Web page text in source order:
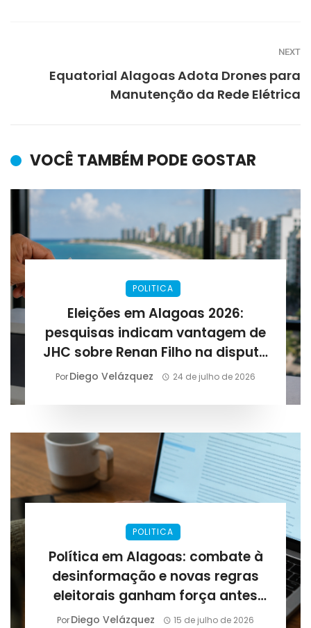
NEXT
Equatorial Alagoas Adota Drones para
Manutenção da Rede Elétrica
VOCÊ TAMBÉM PODE GOSTAR
POLITICA
Eleições em Alagoas 2026:
pesquisas indicam vantagem de
JHC sobre Renan Filho na disputa
pelo governo
PorDiego Velázquez 24 de julho de 2026
POLITICA
Política em Alagoas: combate à
desinformação e novas regras
eleitorais ganham força antes
das eleições de 2026
PorDiego Velázquez 15 de julho de 2026